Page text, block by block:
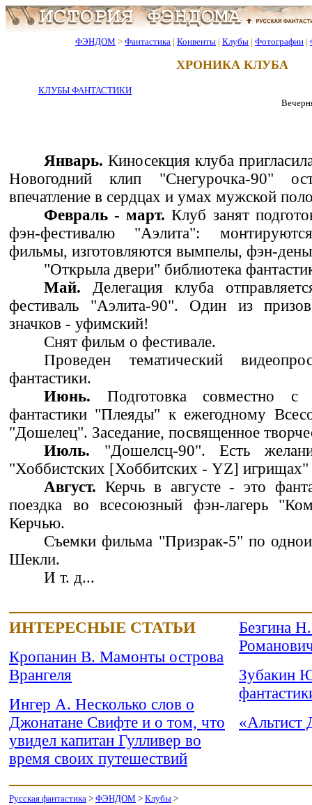
ФЭНДОМ > Фантастика | Конвенты | Клубы | Фотографии |
ХРОНИКА КЛУБА
КЛУБЫ ФАНТАСТИКИ
Январь. Киносекция клуба
Новогодний клип "Снегурочка-90"
впечатление в сердцах и умах мужской
Февраль - март. Клуб занят
фэн-фестивалю "Аэлита":
фильмы, изготовляются вымпелы, фэн-
"Открыла двери" библиотека
Май. Делегация клуба
фестиваль "Аэлита-90". Один из
значков - уфимский!
Снят фильм о фестивале.
Проведен тематический
фантастики.
Июнь. Подготовка совместно с
фантастики "Плеяды" к ежегодному
"Дошелец". Заседание, посвященное
Июль. "Дошелсц-90". Есть
"Хоббистских [Хоббитских - YZ] игрищах"
Август. Керчь в августе - это
поездка во всесоюзный фэн-лагерь
Керчью.
Съемки фильма "Призрак-5" по
Шекли.
И т. д...
ИНТЕРЕСНЫЕ СТАТЬИ
Кропанин В. Мамонты острова
Врангеля
Ингер А. Несколько слов о
Джонатане Свифте и о том, что
увидел капитан Гулливер во
время своих путешествий
Безгина
Зубакин
«Альтист
Русская фантастика > ФЭНДОМ > Клубы >